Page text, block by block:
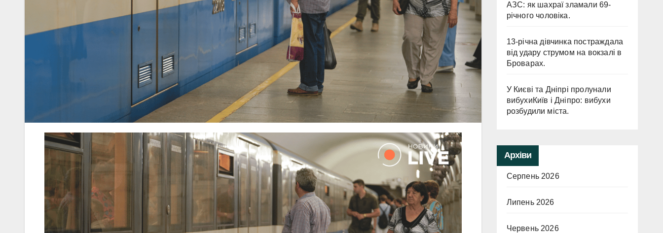
АЗС: як шахраї зламали 69-
річного чоловіка.
13-річна дівчинка постраждала
від удару струмом на вокзалі в
Броварах.
У Києві та Дніпрі пролунали
вибухиКиїв і Дніпро: вибухи
розбудили міста.
Архіви
Серпень 2026
Липень 2026
Червень 2026